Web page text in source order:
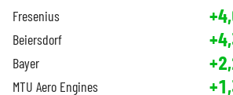
Fresenius
Beiersdorf
Bayer
MTU Aero Engines